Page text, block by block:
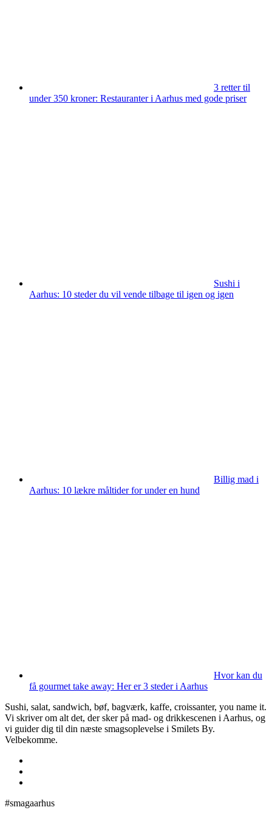
3 retter til
under 350 kroner: Restauranter i Aarhus med gode priser
Sushi i
Aarhus: 10 steder du vil vende tilbage til igen og igen
Billig mad i
Aarhus: 10 lækre måltider for under en hund
Hvor kan du
få gourmet take away: Her er 3 steder i Aarhus
Sushi, salat, sandwich, bøf, bagværk, kaffe, croissanter, you name it.
Vi skriver om alt det, der sker på mad- og drikkescenen i Aarhus, og
vi guider dig til din næste smagsoplevelse i Smilets By.
Velbekomme.
#smagaarhus